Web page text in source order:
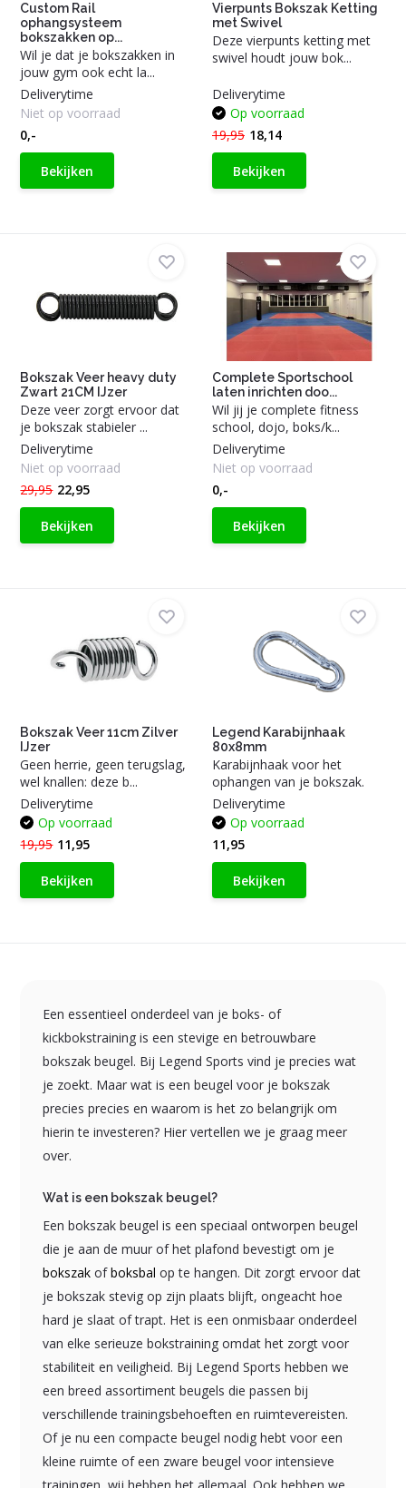
Custom Rail
ophangsysteem
bokszakken op...
Wil je dat je bokszakken in
jouw gym ook echt la...
Deliverytime
Niet op voorraad
0,-
Bekijken
Vierpunts Bokszak Ketting
met Swivel
Deze vierpunts ketting met
swivel houdt jouw bok...
Deliverytime
Op voorraad
19,95 18,14
Bekijken
Bokszak Veer heavy duty
Zwart 21CM IJzer
Deze veer zorgt ervoor dat
je bokszak stabieler ...
Deliverytime
Niet op voorraad
29,95 22,95
Bekijken
Complete Sportschool
laten inrichten doo...
Wil jij je complete fitness
school, dojo, boks/k...
Deliverytime
Niet op voorraad
0,-
Bekijken
Bokszak Veer 11cm Zilver
IJzer
Geen herrie, geen terugslag,
wel knallen: deze b...
Deliverytime
Op voorraad
19,95 11,95
Bekijken
Legend Karabijnhaak
80x8mm
Karabijnhaak voor het
ophangen van je bokszak.
Deliverytime
Op voorraad
11,95
Bekijken
Een essentieel onderdeel van je boks- of
kickbokstraining is een stevige en betrouwbare
bokszak beugel. Bij Legend Sports vind je precies wat
je zoekt. Maar wat is een beugel voor je bokszak
precies precies en waarom is het zo belangrijk om
hierin te investeren? Hier vertellen we je graag meer
over.
Wat is een bokszak beugel?
Een bokszak beugel is een speciaal ontworpen beugel
die je aan de muur of het plafond bevestigt om je
bokszak ofboksbal op te hangen. Dit zorgt ervoor dat
je bokszak stevig op zijn plaats blijft, ongeacht hoe
hard je slaat of trapt. Het is een onmisbaar onderdeel
van elke serieuze bokstraining omdat het zorgt voor
stabiliteit en veiligheid. Bij Legend Sports hebben we
een breed assortiment beugels die passen bij
verschillende trainingsbehoeften en ruimtevereisten.
Of je nu een compacte beugel nodig hebt voor een
kleine ruimte of een zware beugel voor intensieve